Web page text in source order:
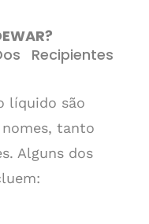
Recipientes
líquido são
tanto
Alguns dos